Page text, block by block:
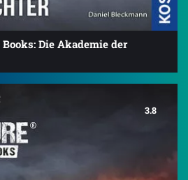
Die Akademie der
3.8